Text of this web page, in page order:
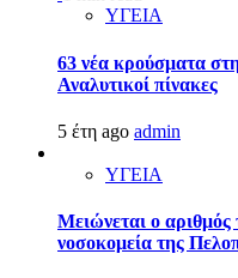
ΥΓΕΙΑ
63 νέα κρούσματα
Αναλυτικοί πίνακες
5 έτη ago admin
ΥΓΕΙΑ
Μειώνεται ο
νοσοκομεία της